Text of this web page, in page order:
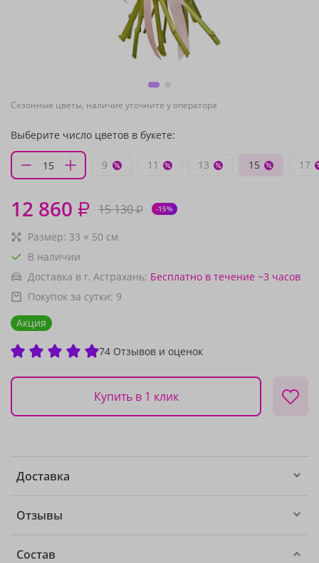
Сезонные цветы, наличие уточните у оператора
Выберите число цветов в букете:
9 11 13 15 17
12 860 ₽ 15 130₽ -15%
Размер: 33 × 50 см
В наличии
Доставка в г. Астрахань: Бесплатно в течение ~3 часов
Покупок за сутки: 9
Акция
74 Отзывов и оценок
Купить в 1 клик
Доставка
Отзывы
Состав